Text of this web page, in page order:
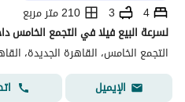
4
3
210 متر مربع
لسرعة البيع فيلا في التجمع الخامس
التجمع الخامس، القاهرة الجديدة،
الإيميل